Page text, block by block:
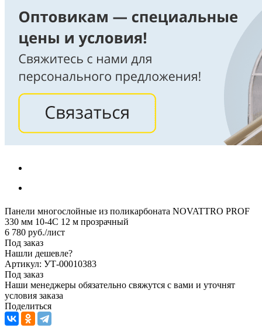
Панели многослойные из поликарбоната NOVATTRO PROF
330 мм 10-4C 12 м прозрачный
6 780 руб./лист
Под заказ
Нашли дешевле?
Артикул: УТ-00010383
Под заказ
Наши менеджеры обязательно свяжутся с вами и уточнят
условия заказа
Поделиться